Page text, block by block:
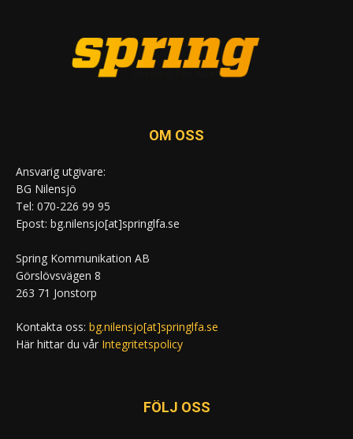
OM OSS
Ansvarig utgivare:
BG Nilensjö
Tel: 070-226 99 95
Epost: bg.nilensjo[at]springlfa.se
Spring Kommunikation AB
Görslövsvägen 8
263 71 Jonstorp
Kontakta oss: bg.nilensjo[at]springlfa.se
Här hittar du vår Integritetspolicy
FÖLJ OSS